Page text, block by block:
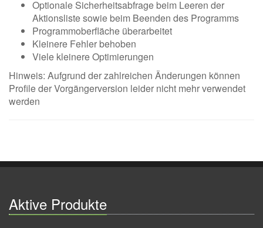
Optionale Sicherheitsabfrage beim Leeren der
Aktionsliste sowie beim Beenden des Programms
Programmoberfläche überarbeitet
Kleinere Fehler behoben
Viele kleinere Optimierungen
Hinweis: Aufgrund der zahlreichen Änderungen können
Profile der Vorgängerversion leider nicht mehr verwendet
werden
Aktive Produkte